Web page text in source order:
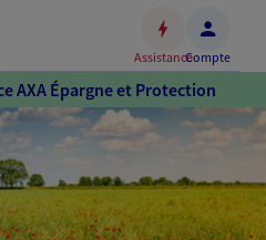
Accéder
au
contenu
principal
Accéder
au
pied
AssistanceCompte
AXA Épargne et Protection